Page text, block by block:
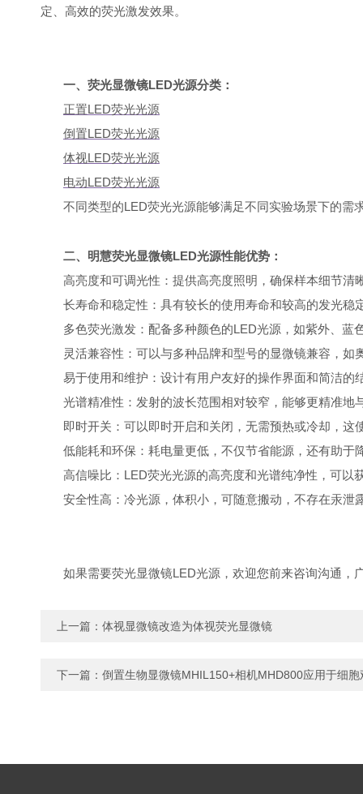
定、高效的荧光激发效果。
一、荧光显微镜LED光源分类：
正置LED荧光光源
倒置LED荧光光源
体视LED荧光光源
电动LED荧光光源
不同类型的LED荧光光源能够满足不同实验场景下的
二、明慧荧光显微镜LED光源性能优势：
高亮度和可调光性：提供高亮度照明，确保样本细节
长寿命和稳定性：具有较长的使用寿命和较高的发光
多色荧光激发：配备多种颜色的LED光源，如紫外、
灵活兼容性：可以与多种品牌和型号的显微镜兼容，
易于使用和维护：设计有用户友好的操作界面和简洁的
光谱精准性：发射的波长范围相对较窄，能够更精准
即时开关：可以即时开启和关闭，无需预热或冷却，
低能耗和环保：耗电量更低，不仅节省能源，还有助
高信噪比：LED荧光光源的高亮度和光谱纯净性，可以
安全性高：冷光源，体积小，可随意搬动，不存在汞泄
如果需要荧光显微镜LED光源，欢迎您前来咨询沟通，
上一篇： 体视显微镜改造为体视荧光显微镜
下一篇： 倒置生物显微镜MHIL150+相机MHD800应用于细胞